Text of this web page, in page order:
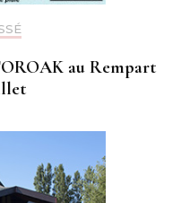
au Rempart